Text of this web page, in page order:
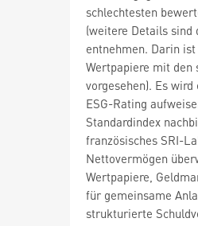
schlechtesten
(weitere Details sind
entnehmen. Darin
Wertpapiere mit den
vorgesehen). Es
ESG-Rating
Standardindex
französisches SRI-
Nettovermögen
Wertpapiere,
für gemeinsame
strukturierte